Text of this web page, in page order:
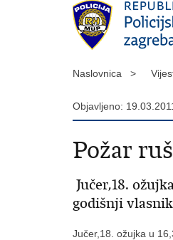
Naslovnica >
Objavljeno:
Požar
Jučer,18.
godišnji
Jučer,18. ožujka u